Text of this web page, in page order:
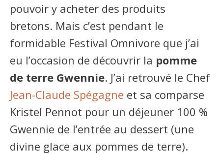
pouvoir y acheter des produits
bretons. Mais c’est pendant le
formidable Festival Omnivore que j’ai
eu l’occasion de découvrir la pomme
de terre Gwennie. J’ai retrouvé le Chef
Jean-Claude Spégagne et sa comparse
Kristel Pennot pour un déjeuner 100 %
Gwennie de l’entrée au dessert (une
divine glace aux pommes de terre).